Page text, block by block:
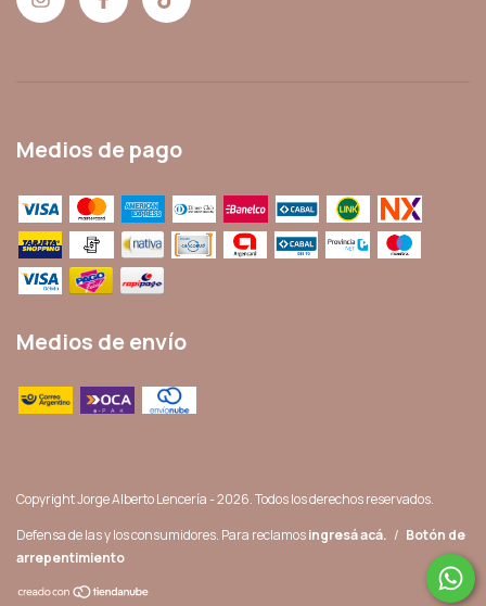
Medios de pago
Medios de envío
Copyright Jorge Alberto Lencería - 2026. Todos los derechos reservados.
Defensa de las y los consumidores. Para reclamosingresá acá. / Botón de
arrepentimiento